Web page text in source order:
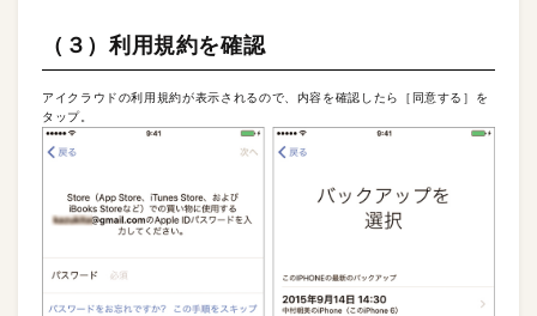
（３）利用規約を確認
アイクラウドの利用規約が表示されるので、内容を確認したら［同意する］を
タップ。